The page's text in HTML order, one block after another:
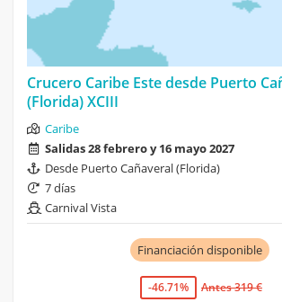
Crucero Caribe Este desde Puerto
(Florida) XCIII
Caribe
Salidas 28 febrero y 16 mayo 2027
Desde Puerto Cañaveral (Florida)
7 días
Carnival Vista
Financiación disponible
-46.71%
Antes 319 €